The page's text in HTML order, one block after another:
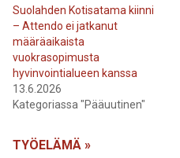
Suolahden Kotisatama kiinni
– Attendo ei jatkanut
määräaikaista
vuokrasopimusta
hyvinvointialueen kanssa
13.6.2026
Kategoriassa "Pääuutinen"
TYÖELÄMÄ »